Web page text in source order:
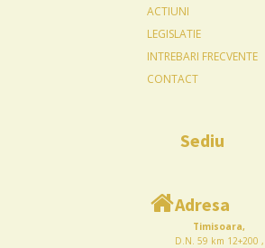
ACTIUNI
LEGISLATIE
INTREBARI FRECVENTE
CONTACT
Sediu
Adresa
Timisoara,
D.N. 59 km 12+200 ,